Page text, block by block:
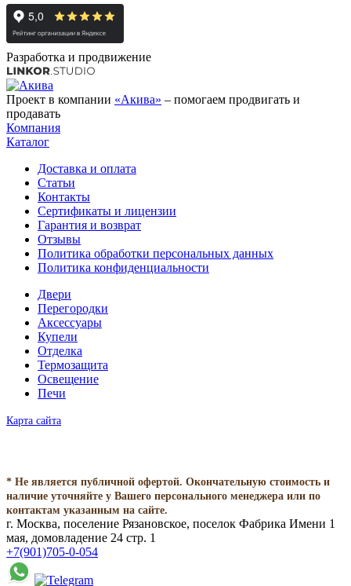
Разработка и продвижение
Проект в компании «Акива» – помогаем продвигать и
продавать
Компания
Каталог
Доставка и оплата
Статьи
Контакты
Сертификаты и лицензии
Гарантия и возврат
Отзывы
Политика обработки персональных данных
Политика конфиденциальности
Двери
Перегородки
Аксессуары
Купели
Отделка
Термозащита
Освещение
Печи
Карта сайта
* Не является публичной офертой. Окончательную стоимость и
наличие уточняйте у Вашего персонального менеджера или по
контактам указанным на сайте.
г. Москва, поселение Рязановское, поселок Фабрика Имени 1
мая, домовладение 24 стр. 1
+7(901)705-0-054